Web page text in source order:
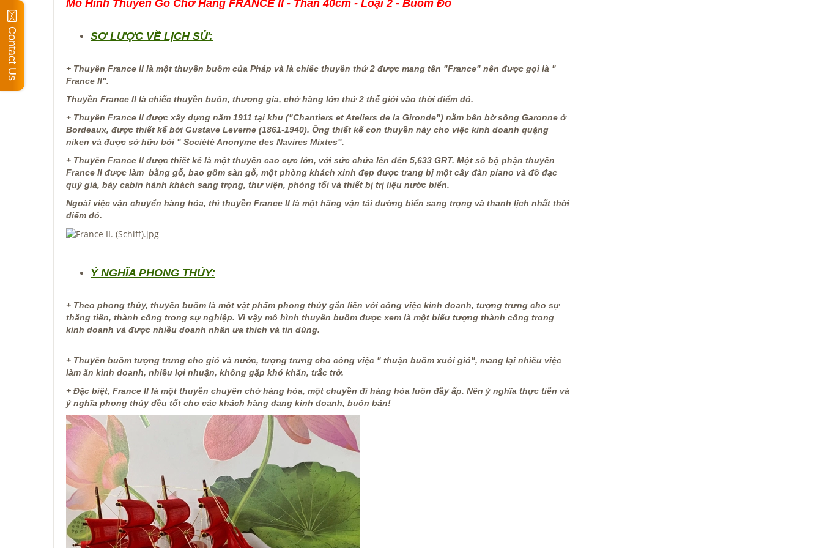
Mô Hình Thuyền Gỗ Chở Hàng FRANCE II - Thân 40cm - Loại 2 - Buồm Đỏ
SƠ LƯỢC VỀ LỊCH SỬ:
+ Thuyền France II là một thuyền buồm của Pháp và là chiếc thuyền thứ 2 được mang tên "France" nên được gọi là "
France II".
Thuyền France II là chiếc thuyền buôn, thương gia, chở hàng lớn thứ 2 thế giới vào thời điểm đó.
+ Thuyền France II được xây dựng năm 1911 tại khu ("Chantiers et Ateliers de la Gironde") nằm bên bờ sông Garonne ở
Bordeaux, được thiết kế bởi Gustave Leverne (1861-1940). Ông thiết kế con thuyền này cho việc kinh doanh quặng
niken và được sở hữu bởi " Société Anonyme des Navires Mixtes".
+ Thuyền France II được thiết kế là một thuyền cao cực lớn, với sức chứa lên đến 5,633 GRT. Một số bộ phận thuyền
France II được làm bằng gỗ, bao gồm sàn gỗ, một phòng khách xinh đẹp được trang bị một cây đàn piano và đồ đạc
quý giá, bảy cabin hành khách sang trọng, thư viện, phòng tối và thiết bị trị liệu nước biển.
Ngoài việc vận chuyển hàng hóa, thì thuyền France II là một hãng vận tải đường biển sang trọng và thanh lịch nhất thời
điểm đó.
Ý NGHĨA PHONG THỦY:
+ Theo phong thủy, thuyền buồm là một vật phẩm phong thủy gắn liền với công việc kinh doanh, tượng trưng cho sự
thăng tiến, thành công trong sự nghiệp. Vì vậy mô hình thuyền buồm được xem là một biểu tượng thành công trong
kinh doanh và được nhiều doanh nhân ưa thích và tin dùng.
+ Thuyền buồm tượng trưng cho gió và nước, tượng trưng cho công việc " thuận buồm xuôi gió", mang lại nhiều việc
làm ăn kinh doanh, nhiều lợi nhuận, không gặp khó khăn, trắc trở.
+ Đặc biệt, France II là một thuyền chuyên chở hàng hóa, một chuyền đi hàng hóa luôn đầy ấp. Nên ý nghĩa thực tiễn và
ý nghĩa phong thủy đều tốt cho các khách hàng đang kinh doanh, buôn bán!
Contact Us